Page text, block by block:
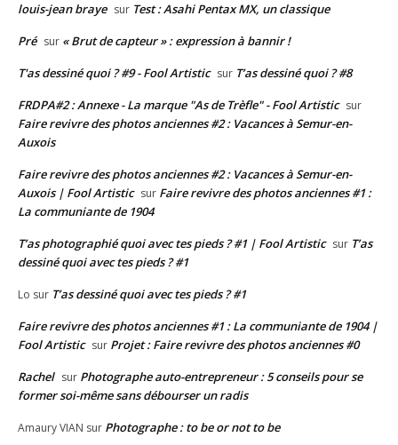
louis-jean braye sur Test : Asahi Pentax MX, un classique
Pré sur « Brut de capteur » : expression à bannir !
T'as dessiné quoi ? #9 - Fool Artistic sur T’as dessiné quoi ? #8
FRDPA#2 : Annexe - La marque "As de Trèfle" - Fool Artistic sur
Faire revivre des photos anciennes #2 : Vacances à Semur-en-
Auxois
Faire revivre des photos anciennes #2 : Vacances à Semur-en-
Auxois | Fool Artistic sur Faire revivre des photos anciennes #1 :
La communiante de 1904
T’as photographié quoi avec tes pieds ? #1 | Fool Artistic sur T’as
dessiné quoi avec tes pieds ? #1
Lo sur T’as dessiné quoi avec tes pieds ? #1
Faire revivre des photos anciennes #1 : La communiante de 1904 |
Fool Artistic sur Projet : Faire revivre des photos anciennes #0
Rachel sur Photographe auto-entrepreneur : 5 conseils pour se
former soi-même sans débourser un radis
Amaury VIAN sur Photographe : to be or not to be